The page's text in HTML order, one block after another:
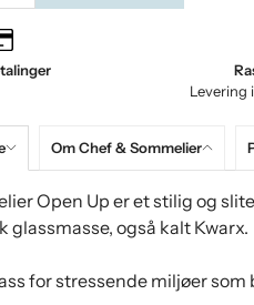
Levering
Om Chef & Sommelier
Open Up er et stilig og
glassmasse, også kalt Kwarx.
for stressende miljøer